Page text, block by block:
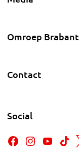
Omroep Brabant
Contact
Social